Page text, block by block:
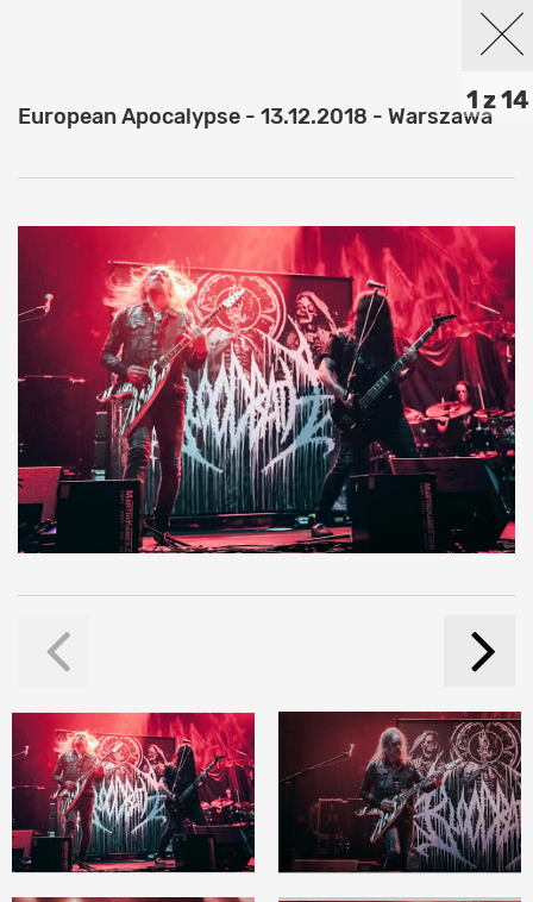
1 z 14
European Apocalypse - 13.12.2018 - Warszawa